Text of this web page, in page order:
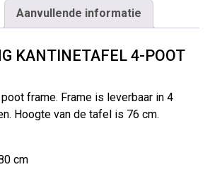
Aanvullende informatie
KANTINETAFEL 4-POOT
frame. Frame is leverbaar in 4
Hoogte van de tafel is 76 cm.
cm